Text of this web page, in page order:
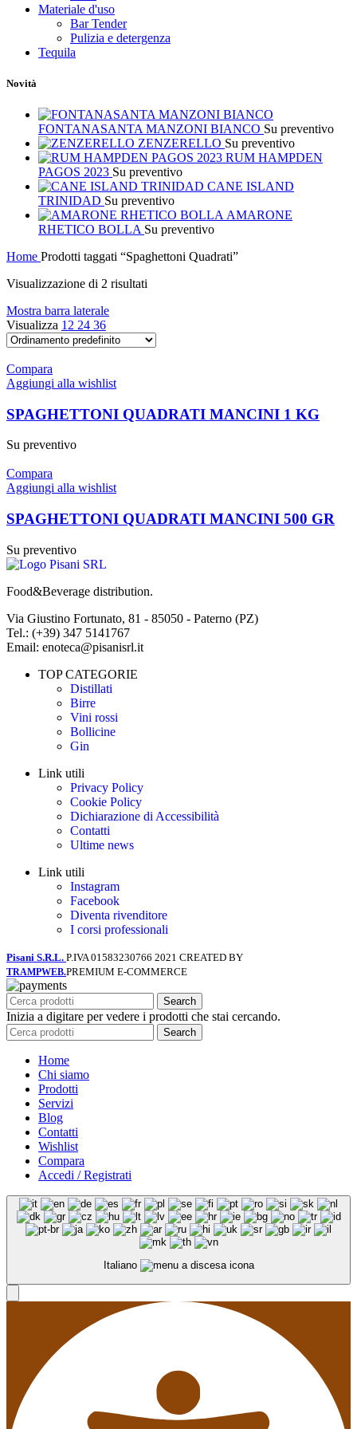
Materiale d'uso
Bar Tender
Pulizia e detergenza
Tequila
Novità
FONTANASANTA MANZONI BIANCO Su preventivo
ZENZERELLO Su preventivo
RUM HAMPDEN
PAGOS 2023 Su preventivo
CANE ISLAND
TRINIDAD Su preventivo
AMARONE
RHETICO BOLLA Su preventivo
Home Prodotti taggati “Spaghettoni Quadrati”
Visualizzazione di 2 risultati
Mostra barra laterale
Visualizza 12 24 36
Compara
Aggiungi alla wishlist
SPAGHETTONI QUADRATI MANCINI 1 KG
Su preventivo
Compara
Aggiungi alla wishlist
SPAGHETTONI QUADRATI MANCINI 500 GR
Su preventivo
Food&Beverage distribution.
Via Giustino Fortunato, 81 - 85050 - Paterno (PZ)
Tel.: (+39) 347 5141767
Email: enoteca@pisanisrl.it
TOP CATEGORIE
Distillati
Birre
Vini rossi
Bollicine
Gin
Link utili
Privacy Policy
Cookie Policy
Dichiarazione di Accessibilità
Contatti
Ultime news
Link utili
Instagram
Facebook
Diventa rivenditore
I corsi professionali
Pisani S.R.L. P.IVA 01583230766 2021 CREATED BY
TRAMPWEB.PREMIUM E-COMMERCE
Search
Inizia a digitare per vedere i prodotti che stai cercando.
Search
Home
Chi siamo
Prodotti
Servizi
Blog
Contatti
Wishlist
Compara
Accedi / Registrati
Italiano